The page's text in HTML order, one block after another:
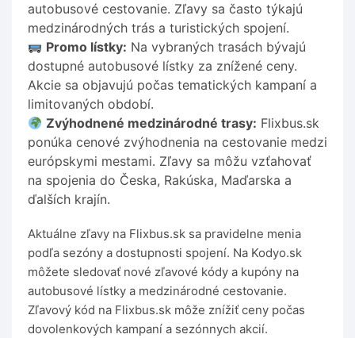
autobusové cestovanie. Zľavy sa často týkajú
medzinárodných trás a turistických spojení.
Promo lístky: Na vybraných trasách bývajú
dostupné autobusové lístky za znížené ceny.
Akcie sa objavujú počas tematických kampaní a
limitovaných období.
Zvýhodnené medzinárodné trasy: Flixbus.sk
ponúka cenové zvýhodnenia na cestovanie medzi
európskymi mestami. Zľavy sa môžu vzťahovať
na spojenia do Česka, Rakúska, Maďarska a
ďalších krajín.
Aktuálne zľavy na Flixbus.sk sa pravidelne menia
podľa sezóny a dostupnosti spojení. Na Kodyo.sk
môžete sledovať nové zľavové kódy a kupóny na
autobusové lístky a medzinárodné cestovanie.
Zľavový kód na Flixbus.sk môže znížiť ceny počas
dovolenkových kampaní a sezónnych akcií.